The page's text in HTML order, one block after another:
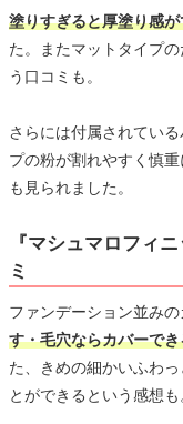
塗りすぎると厚塗り感
た。またマットタイプ
う口コミも。
さらには付属されてい
プの粉が割れやすく慎
も見られました。
『マシュマロフィ
ミ
ファンデーション並みの
す・毛穴ならカバーでき
た、きめの細かいふわ
とができるという感想も